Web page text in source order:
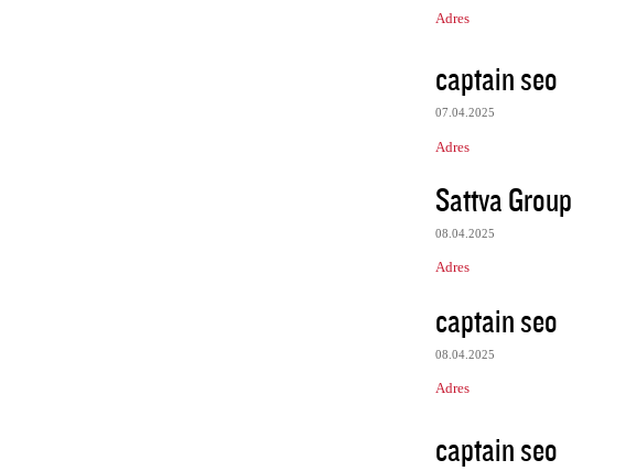
Adres
captain seo
07.04.2025
Adres
Sattva Group
08.04.2025
Adres
captain seo
08.04.2025
Adres
captain seo